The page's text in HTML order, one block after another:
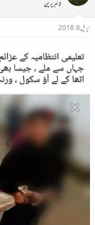
اگلا شعر یہ تھا۔۔۔!!!
مقام فیض کوئی راہ میں جچا ہی نہیں ۔۔۔
جو کوئے یار سے نکلے تو سوئے دار چلے ..
ایک سقراط نے اس کو یوں لکھا کہ ’’اس
’فیض آباد‘ چوک تک "پونچا" ہے لیکن
سے نکل کر ٹھنڈے اور پرفضا مقام
مارے جائیں‘ وہ ہر حال میں "دار "
اگلا شعر یہ تھا۔۔۔!!!
خودی کو کر بلند اتنا کہ ہر تقدیر سے پہلے ۔۔۔
خدا بندے سے خود پوچھے بتا تیری رضا
جواب تھا کہ
’’یہ شعر وصی شاہ کا ہے اور اس میں
لائبریرین
اپریل 8، 2018